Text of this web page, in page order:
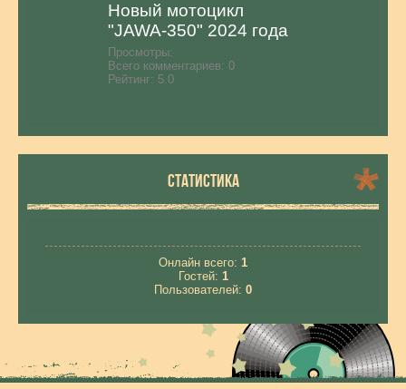
Новый мотоцикл
"JAWA-350" 2024 года
Просмотры:
Всего комментариев: 0
Рейтинг: 5.0
СТАТИСТИКА
Онлайн всего: 1
Гостей: 1
Пользователей: 0